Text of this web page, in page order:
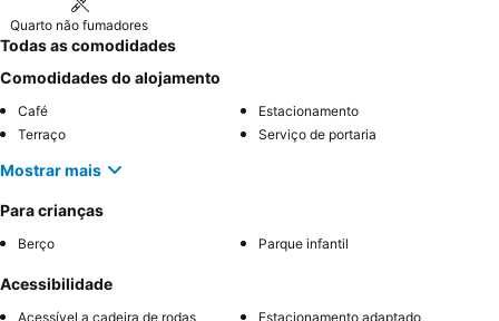
Quarto não fumadores
Todas as comodidades
Comodidades do alojamento
Café
Estacionamento
Terraço
Serviço de portaria
Mostrar mais
Para crianças
Berço Parque infantil
Acessibilidade
Acessível a cadeira de rodas Estacionamento adaptado